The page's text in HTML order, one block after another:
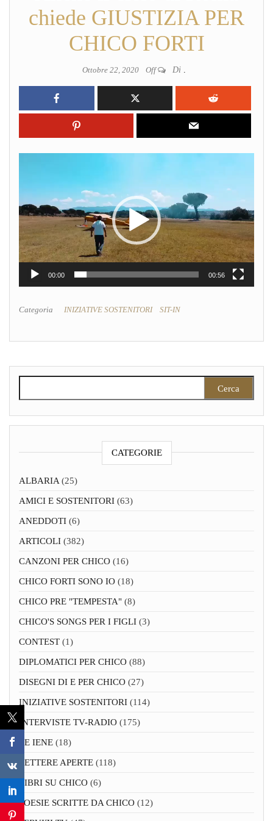
chiede GIUSTIZIA PER
CHICO FORTI
Ottobre 22, 2020 Off Di .
00:00 00:56
Categoria INIZIATIVE SOSTENITORI SIT-IN
CATEGORIE
ALBARIA (25)
AMICI E SOSTENITORI (63)
ANEDDOTI (6)
ARTICOLI (382)
CANZONI PER CHICO (16)
CHICO FORTI SONO IO (18)
CHICO PRE "TEMPESTA" (8)
CHICO'S SONGS PER I FIGLI (3)
CONTEST (1)
DIPLOMATICI PER CHICO (88)
DISEGNI DI E PER CHICO (27)
INIZIATIVE SOSTENITORI (114)
INTERVISTE TV-RADIO (175)
LE IENE (18)
LETTERE APERTE (118)
LIBRI SU CHICO (6)
POESIE SCRITTE DA CHICO (12)